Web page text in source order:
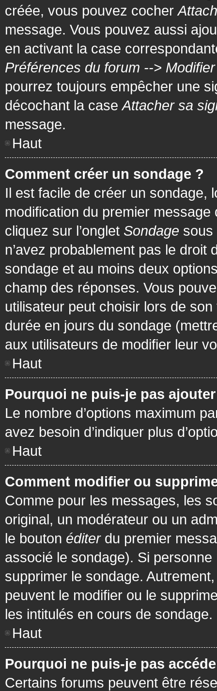
créée, vous pouvez cocher
message. Vous pouvez aussi
en activant la case
Préférences du forum -->
pourrez toujours empêcher une
décochant la caseAttacher sa
message.
Haut
Comment créer un sondage ?
Il est facile de créer un sondage,
modification du premier
cliquez sur l’onglet Sondage sous
n’avez probablement pas le
sondage et au moins deux
champ des réponses. Vous
utilisateur peut choisir lors de
durée en jours du sondage
aux utilisateurs de modifier leur
Haut
Pourquoi ne puis-je pas
Le nombre d’options maximum
avez besoin d’indiquer plus
Haut
Comment modifier ou
Comme pour les messages, les
original, un modérateur ou un
le bouton éditerdu premier
associé le sondage). Si personne
supprimer le sondage.
peuvent le modifier ou le
les intitulés en cours de sondage.
Haut
Pourquoi ne puis-je pas
Certains forums peuvent être